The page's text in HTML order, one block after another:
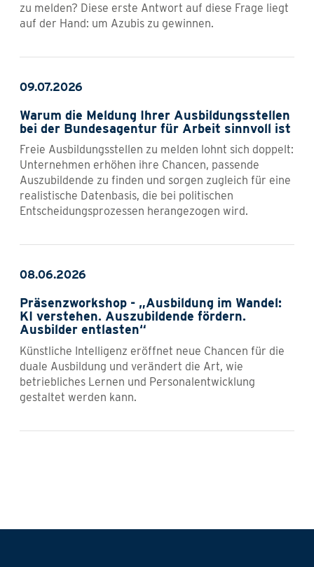
zu melden? Diese erste Antwort auf diese Frage liegt
auf der Hand: um Azubis zu gewinnen.
09.07.2026
Warum die Meldung Ihrer Ausbildungsstellen
bei der Bundesagentur für Arbeit sinnvoll ist
Freie Ausbildungsstellen zu melden lohnt sich doppelt:
Unternehmen erhöhen ihre Chancen, passende
Auszubildende zu finden und sorgen zugleich für eine
realistische Datenbasis, die bei politischen
Entscheidungsprozessen herangezogen wird.
08.06.2026
Präsenzworkshop - „Ausbildung im Wandel:
KI verstehen. Auszubildende fördern.
Ausbilder entlasten“
Künstliche Intelligenz eröffnet neue Chancen für die
duale Ausbildung und verändert die Art, wie
betriebliches Lernen und Personalentwicklung
gestaltet werden kann.